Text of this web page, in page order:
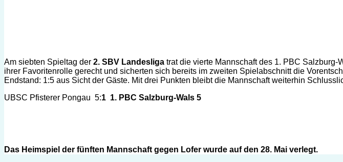
Am siebten Spieltag der 2. SBV Landesliga trat die vierte Mannschaft des 1. PBC
ihrer Favoritenrolle gerecht und sicherten sich bereits im zweiten Spielabschnitt die
Endstand: 1:5 aus Sicht der Gäste. Mit drei Punkten bleibt die Mannschaft weiterhin
UBSC Pfisterer Pongau 5:1 1. PBC Salzburg-Wals 5
Das Heimspiel der fünften Mannschaft gegen Lofer wurde auf den 28. Mai verlegt.